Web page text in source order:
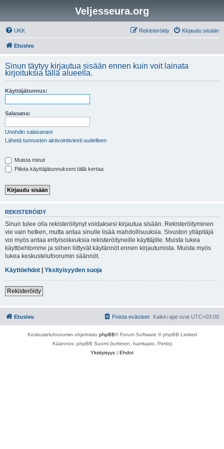
Veljesseura.org
UKK Kirjaudu sisään
Rekisteröidy
Etusivu
Sinun täytyy kirjautua sisään ennen kuin voit lainata
kirjoituksia tällä alueella.
Käyttäjätunnus:
Salasana:
Unohdin salasanani
Lähetä tunnusten aktivointiviesti uudelleen
Muista minut
Piilota käyttäjätunnukseni tällä kertaa
REKISTERÖIDY
Sinun tulee olla rekisteröitynyt voidaksesi kirjautua sisään. Rekisteröityminen
vie vain hetken, mutta antaa sinulle lisää mahdollisuuksia. Sivuston ylläpitäjä
voi myös antaa erityisoikeuksia rekisteröityneille käyttäjille. Muista lukea
käyttöehtomme ja siihen liittyvät käytännöt ennen kirjautumista. Muista myös
lukea keskustelufoorumin säännöt.
Käyttöehdot | Yksityisyyden suoja
Rekisteröidy
Etusivu Kaikki ajat ovat UTC+03:00
Poista evästeet
Keskustelufoorumin ohjelmisto phpBB® Forum Software © phpBB Limited
Käännös: phpBB Suomi (lurttinen, harritapio, Pettis)
Yksityisyys | Ehdot